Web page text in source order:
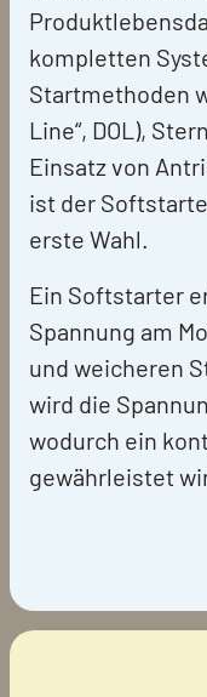
kompletten
Startmethoden
Line“, DOL),
Einsatz von
ist der
erste Wahl.
Ein Softstarter
Spannung am
und weicheren
wird die
wodurch ein
gewährleistet